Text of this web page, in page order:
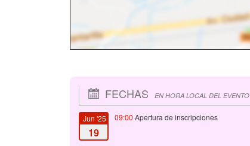
FECHAS EN HORA LOCAL DEL EVENTO
Jun '25
19
09:00 Apertura de inscripciones